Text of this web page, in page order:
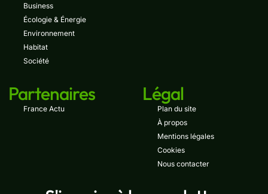
Business
Écologie & Énergie
Environnement
Habitat
Société
Partenaires
France Actu
Légal
Plan du site
À propos
Mentions légales
Cookies
Nous contacter